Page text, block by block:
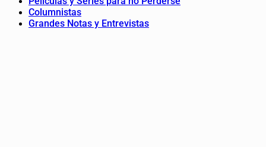
Columnistas
Grandes Notas y Entrevistas